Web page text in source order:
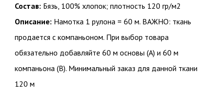
Состав: Бязь, 100% хлопок; плотность 120 гр/м2
Описание: Намотка 1 рулона = 60 м. ВАЖНО: ткань
продается с компаньоном. При выбор товара
обязательно добавляйте 60 м основы (А) и 60 м
компаньона (В). Минимальный заказ для данной ткани
120 м